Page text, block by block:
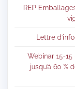
REP
Lettre
Webinar 15-
jusqu’à 60 %